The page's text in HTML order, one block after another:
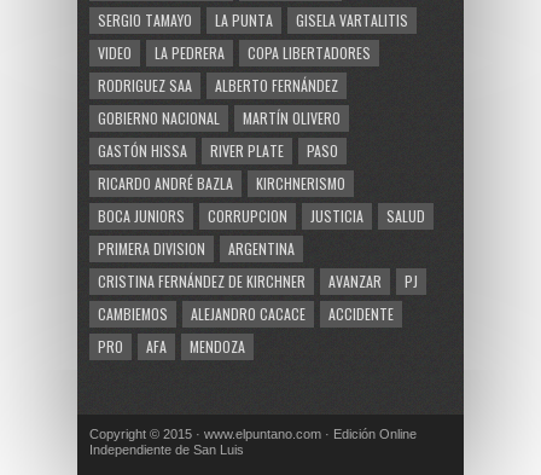
SERGIO TAMAYO
LA PUNTA
GISELA VARTALITIS
VIDEO
LA PEDRERA
COPA LIBERTADORES
RODRIGUEZ SAA
ALBERTO FERNÁNDEZ
GOBIERNO NACIONAL
MARTÍN OLIVERO
GASTÓN HISSA
RIVER PLATE
PASO
RICARDO ANDRÉ BAZLA
KIRCHNERISMO
BOCA JUNIORS
CORRUPCION JUSTICIA
SALUD
PRIMERA DIVISION
ARGENTINA
CRISTINA FERNÁNDEZ DE KIRCHNER
AVANZAR
PJ
CAMBIEMOS
ALEJANDRO CACACE
ACCIDENTE
PRO
AFA MENDOZA
Copyright © 2015 · www.elpuntano.com · Edición Online
Independiente de San Luis